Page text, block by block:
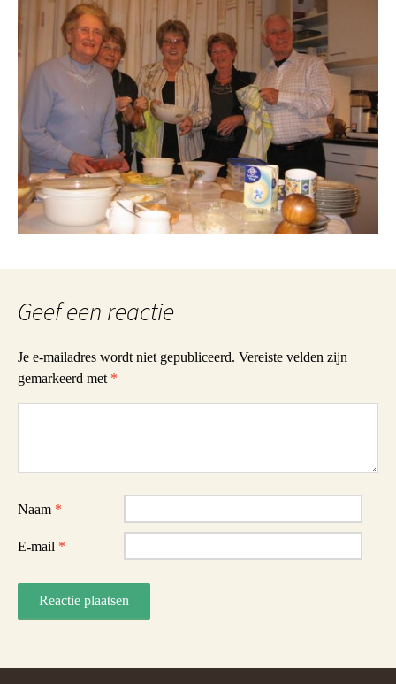
Geef een reactie
Je e-mailadres wordt niet gepubliceerd. Vereiste velden zijn
gemarkeerd met *
Naam *
E-mail *